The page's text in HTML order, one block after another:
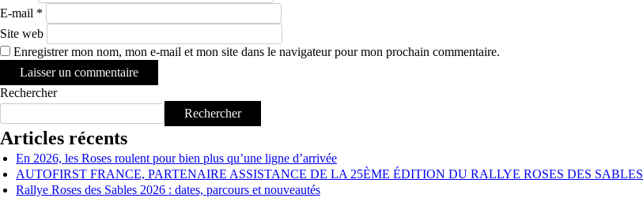
E-mail *
Site web
Enregistrer mon nom, mon e-mail et mon site dans le navigateur pour mon prochain commentaire.
Rechercher
Rechercher
Articles récents
En 2026, les Roses roulent pour bien plus qu’une ligne d’arrivée
AUTOFIRST FRANCE, PARTENAIRE ASSISTANCE DE LA 25ÈME ÉDITION DU RALLYE ROSES DES SABLES
Rallye Roses des Sables 2026 : dates, parcours et nouveautés